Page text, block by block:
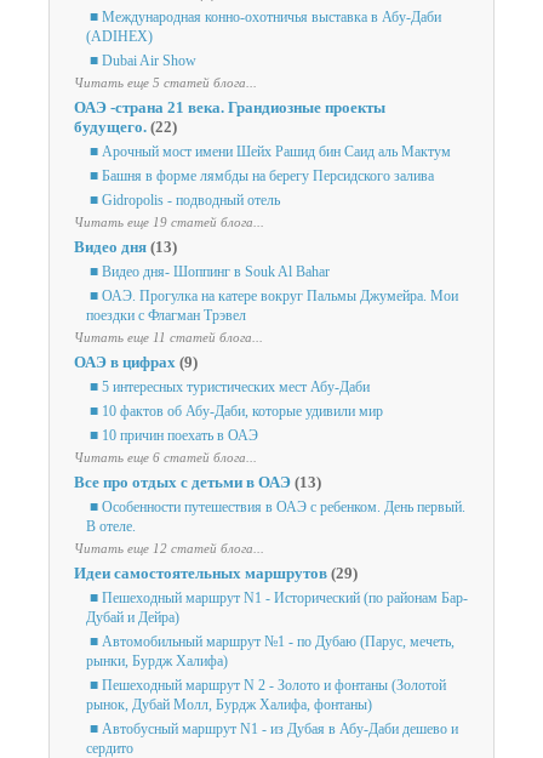
■ Международная конно-охотничья выставка в Абу-Даби
(ADIHEX)
■ Dubai Air Show
Читать еще 5 статей блога...
ОАЭ -страна 21 века. Грандиозные проекты
будущего. (22)
■ Арочный мост имени Шейх Рашид бин Саид аль Мактум
■ Башня в форме лямбды на берегу Персидского залива
■ Gidropolis - подводный отель
Читать еще 19 статей блога...
Видео дня (13)
■ Видео дня- Шоппинг в Souk Al Bahar
■ ОАЭ. Прогулка на катере вокруг Пальмы Джумейра. Мои
поездки с Флагман Трэвел
Читать еще 11 статей блога...
ОАЭ в цифрах (9)
■ 5 интересных туристических мест Абу-Даби
■ 10 фактов об Абу-Даби, которые удивили мир
■ 10 причин поехать в ОАЭ
Читать еще 6 статей блога...
Все про отдых с детьми в ОАЭ (13)
■ Особенности путешествия в ОАЭ с ребенком. День первый.
В отеле.
Читать еще 12 статей блога...
Идеи самостоятельных маршрутов (29)
■ Пешеходный маршрут N1 - Исторический (по районам Бар-
Дубай и Дейра)
■ Автомобильный маршрут №1 - по Дубаю (Парус, мечеть,
рынки, Бурдж Халифа)
■ Пешеходный маршрут N 2 - Золото и фонтаны (Золотой
рынок, Дубай Молл, Бурдж Халифа, фонтаны)
■ Автобусный маршрут N1 - из Дубая в Абу-Даби дешево и
сердито